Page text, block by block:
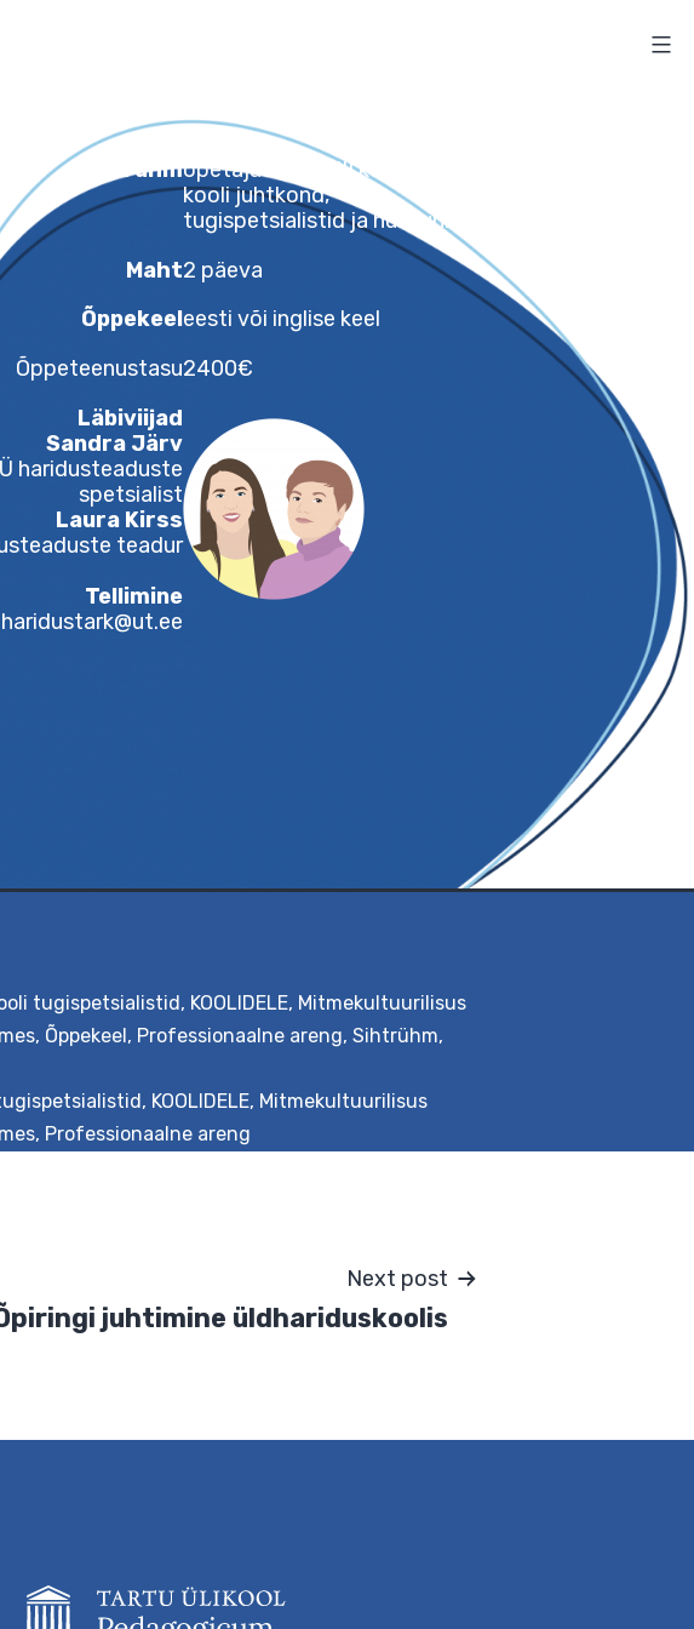
Sihtrühmõpetajad I, II ja III kooliastmes,
kooli juhtkond,
tugispetsialistid ja huvijuhid
Õppekeel
Õppeteenustasu
Läbiviijad
Sandra Järv
TÜ haridusteaduste
spetsialist
Laura Kirss
TÜ haridusteaduste teadur
tugispetsialistid, KOOLIDELE, Mitmekultuurilisus
, Õppekeel, Professionaalne areng, Sihtrühm,
, KOOLIDELE, Mitmekultuurilisus
, Professionaalne areng